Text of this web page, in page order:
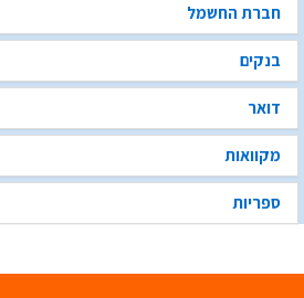
חברת החשמל
בנקים
דואר
מקוואות
ספריות